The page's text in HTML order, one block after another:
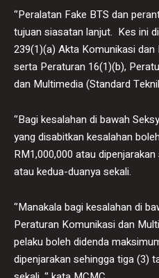
‘’Peralatan Fake BTS dan
tujuan siasatan lanjut. Kes ini
239(1)(a) Akta Komunikasi
serta Peraturan 16(1)(b),
dan Multimedia (Standard
‘’Bagi kesalahan di bawah
yang disabitkan kesalahan
RM1,000,000 atau
atau kedua-duanya sekali.
‘’Manakala bagi kesalahan di
Peraturan Komunikasi dan
pelaku boleh didenda
dipenjarakan sehingga tiga (3)